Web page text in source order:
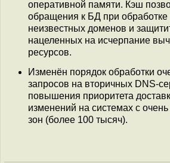
оперативной памяти. Кэш
обращения к БД при обработке
неизвестных доменов и
нацеленных на исчерпание
ресурсов.
Изменён порядок обработки
запросов на вторичных DNS-
повышения приоритета
изменений на системах с
зон (более 100 тысяч).